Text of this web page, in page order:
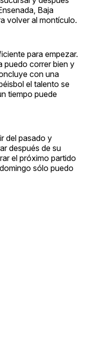
Baja
volver al montículo.
para empezar.
puedo correr bien y
con una
el talento se
tiempo puede
del pasado y
después de su
el próximo partido
sólo puedo